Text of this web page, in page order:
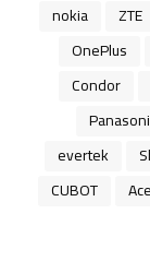
ZTE
nokia
OnePlus
Condor
evertek
CUBOT